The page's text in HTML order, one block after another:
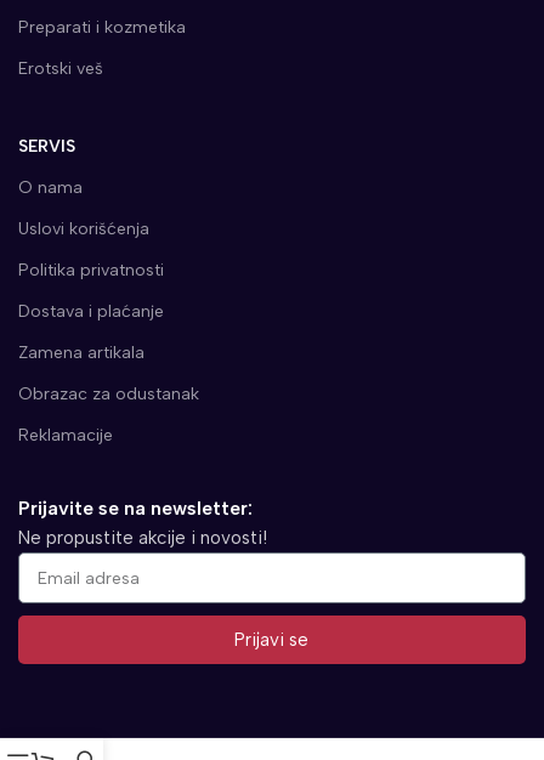
Preparati i kozmetika
Erotski veš
SERVIS
O nama
Uslovi korišćenja
Politika privatnosti
Dostava i plaćanje
Zamena artikala
Obrazac za odustanak
Reklamacije
Prijavite se na newsletter:
Ne propustite akcije i novosti!
Prijavi se